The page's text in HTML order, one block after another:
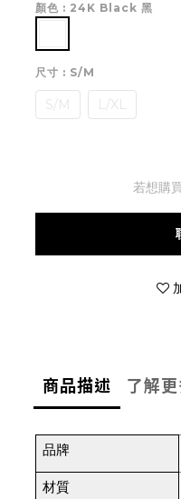
顏色 : 24K Black 黑
尺寸 : S/M
S/M L/XL
若想購
商品描述 了解
品牌
材質